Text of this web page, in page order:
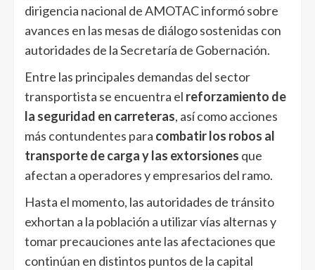
dirigencia nacional de AMOTAC informó sobre
avances en las mesas de diálogo sostenidas con
autoridades de la Secretaría de Gobernación.
Entre las principales demandas del sector
transportista se encuentra el reforzamiento de
la seguridad en carreteras, así como acciones
más contundentes para combatir los robos al
transporte de carga y las extorsiones que
afectan a operadores y empresarios del ramo.
Hasta el momento, las autoridades de tránsito
exhortan a la población a utilizar vías alternas y
tomar precauciones ante las afectaciones que
continúan en distintos puntos de la capital